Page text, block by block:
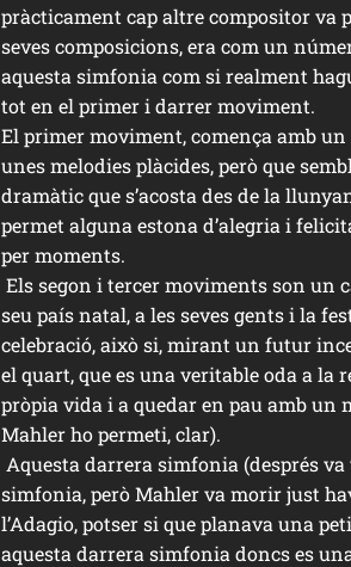
pràcticament cap altre compositor va
seves composicions, era com un
aquesta simfonia com si realment
tot en el primer i darrer moviment.
El primer moviment, comença amb
unes melodies plàcides, però que
dramàtic que s’acosta des de la
permet alguna estona d’alegria i
per moments.
Els segon i tercer moviments son un
seu país natal, a les seves gents i la
celebració, això si, mirant un futur
el quart, que es una veritable oda a la
pròpia vida i a quedar en pau amb un
Mahler ho permeti, clar).
Aquesta darrera simfonia (després
simfonia, però Mahler va morir just
l’Adagio, potser si que planava una
aquesta darrera simfonia doncs es